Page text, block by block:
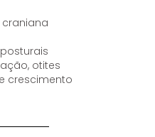
otites
crescimento